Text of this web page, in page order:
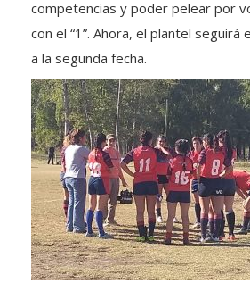
competencias y poder pelear por
con el “1”. Ahora, el plantel seguirá
a la segunda fecha.